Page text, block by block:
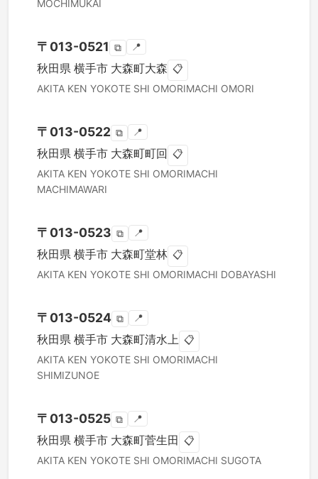
MOCHIMUKAI
〒 013-0521 ⧉ 📍
秋田県 横手市 大森町大森 📋
AKITA KEN YOKOTE SHI OMORIMACHI OMORI
〒 013-0522 ⧉ 📍
秋田県 横手市 大森町町回 📋
AKITA KEN YOKOTE SHI OMORIMACHI
MACHIMAWARI
〒 013-0523 ⧉ 📍
秋田県 横手市 大森町堂林 📋
AKITA KEN YOKOTE SHI OMORIMACHI DOBAYASHI
〒 013-0524 ⧉ 📍
秋田県 横手市 大森町清水上 📋
AKITA KEN YOKOTE SHI OMORIMACHI
SHIMIZUNOE
〒 013-0525 ⧉ 📍
秋田県 横手市 大森町菅生田 📋
AKITA KEN YOKOTE SHI OMORIMACHI SUGOTA